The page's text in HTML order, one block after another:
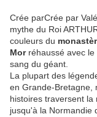
Crée parCrée par
mythe du Roi
couleurs du
Morréhaussé avec le
sang du géant.
La plupart des
en Grande-Bretagne,
histoires traversent
jusqu'à la Normandie